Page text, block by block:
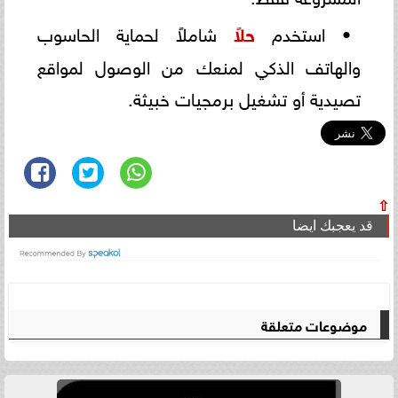
• استخدم حلاًشاملاً لحماية الحاسوب
والهاتف الذكي لمنعك من الوصول لمواقع
تصيدية أو تشغيل برمجيات خبيثة.
⇧
قد يعجبك ايضا
موضوعات متعلقة